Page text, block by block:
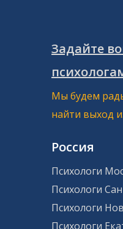
Задайте
Мы будем
найти выход
Россия
Психологи
Психологи
Психологи
Психологи